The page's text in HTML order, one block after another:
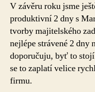
V závěru roku jsme
produktivní 2 dny s
tvorby majitelského
nejlépe strávené 2 dny
doporučuju, byť to
se to zaplatí velice
firmu.